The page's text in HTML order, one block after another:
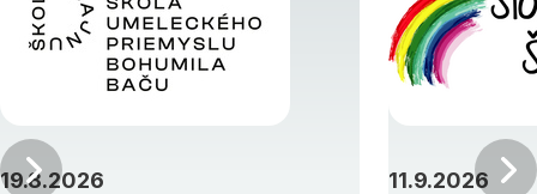
19.8.2026 11.9.2026
Predchádzajúci